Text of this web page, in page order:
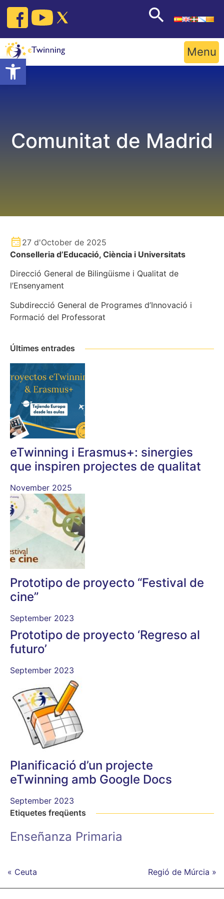
Open toolbar
Skip
content
Menu
Comunitat de Madrid
27 d'October de 2025
Conselleria d’Educació, Ciència i Universitats
Direcció General de Bilingüisme i Qualitat de
l’Ensenyament
Subdirecció General de Programes d’Innovació i
Formació del Professorat
Últimes entrades
eTwinning i Erasmus+: sinergies
que inspiren projectes de qualitat
November 2025
Prototipo de proyecto “Festival de
cine”
September 2023
Prototipo de proyecto ‘Regreso al
futuro’
September 2023
Planificació d’un projecte
eTwinning amb Google Docs
September 2023
Etiquetes freqüents
Enseñanza Primaria
« Ceuta Regió de Múrcia »